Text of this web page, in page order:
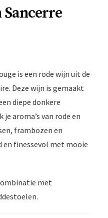
is een rode wijn uit de
Deze wijn is gemaakt
diepe donkere
aroma’s van rode en
frambozen en
en finessevol met mooie
met